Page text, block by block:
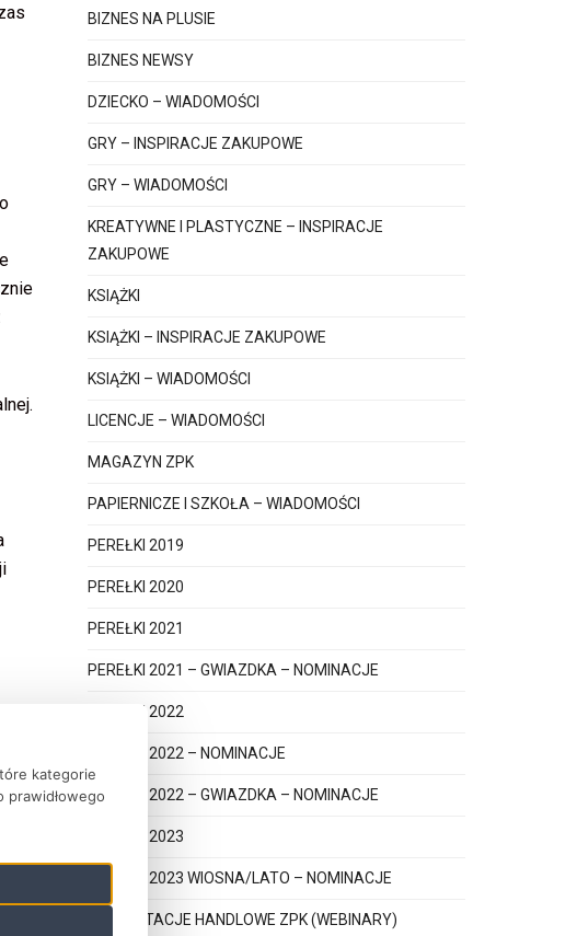
BIZNES NA PLUSIE
BIZNES NEWSY
DZIECKO – WIADOMOŚCI
GRY – INSPIRACJE ZAKUPOWE
GRY – WIADOMOŚCI
KREATYWNE I PLASTYCZNE – INSPIRACJE
ZAKUPOWE
KSIĄŻKI
KSIĄŻKI – INSPIRACJE ZAKUPOWE
KSIĄŻKI – WIADOMOŚCI
LICENCJE – WIADOMOŚCI
MAGAZYN ZPK
PAPIERNICZE I SZKOŁA – WIADOMOŚCI
PEREŁKI 2019
PEREŁKI 2020
PEREŁKI 2021
PEREŁKI 2021 – GWIAZDKA – NOMINACJE
PEREŁKI 2022
PEREŁKI 2022 – NOMINACJE
PEREŁKI 2022 – GWIAZDKA – NOMINACJE
PEREŁKI 2023
PEREŁKI 2023 WIOSNA/LATO – NOMINACJE
PREZENTACJE HANDLOWE ZPK (WEBINARY)
kategorie
prawidłowego